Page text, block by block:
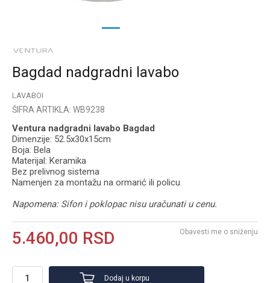
1
Bagdad nadgradni lavabo
LAVABOI
ŠIFRA ARTIKLA: WB9238
Ventura nadgradni lavabo Bagdad
Dimenzije: 52.5x30x15cm
Boja: Bela
Materijal: Keramika
Bez prelivnog sistema
Namenjen za montažu na ormarić ili policu
Napomena: Sifon i poklopac nisu uračunati u cenu.
5.460,00 RSD Obavesti me o sniženju
Dodaj u korpu